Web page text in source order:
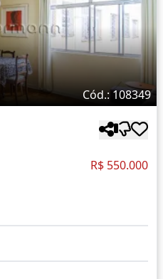
Cód.: 108349
R$ 550.000